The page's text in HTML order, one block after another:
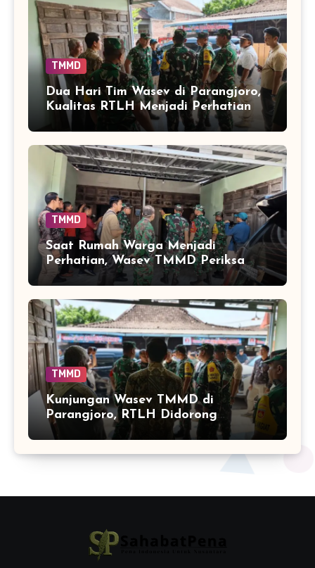
TMMD
Dua Hari Tim Wasev di Parangjoro,
Kualitas RTLH Menjadi Perhatian
TMMD
Saat Rumah Warga Menjadi
Perhatian, Wasev TMMD Periksa
Langsung RTLH Parangjoro
TMMD
Kunjungan Wasev TMMD di
Parangjoro, RTLH Didorong
Rampung Tepat Waktu